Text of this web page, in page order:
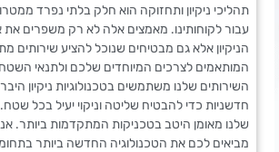
תהליכי ניקיון ותחזוקה הוא חלק בלתי נפרד
עבור לקוחותינו. מאמצים אלה לא רק משפרים את
הניקיון אלא גם מבטיחים שנוכל להציע שירותים
המותאמים לצרכים המיוחדים שלכם ולתנאי
השירותים שלנו משתמשים בטכנולוגיות ניקיון
חדשניות כדי להבטיח שליטה וניקוי יעיל בכל
שלנו מאומן היטב בטכניקות המתקדמות ביותר.
מביאים לכם את הטכנולוגיה החדשה ביותר